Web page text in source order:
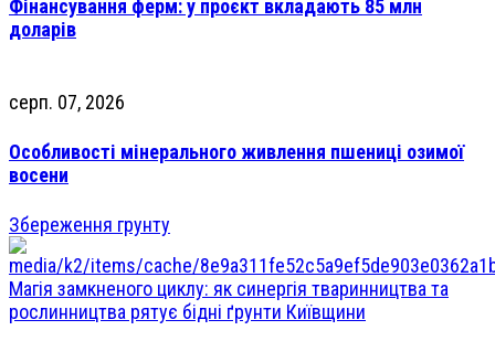
Фінансування ферм: у проєкт вкладають 85 млн
доларів
серп. 07, 2026
Особливості мінерального живлення пшениці озимої
восени
Збереження грунту
Магія замкненого циклу: як синергія тваринництва та
рослинництва рятує бідні ґрунти Київщини